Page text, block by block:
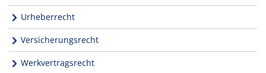
Urheberrecht
Versicherungsrecht
Werkvertragsrecht